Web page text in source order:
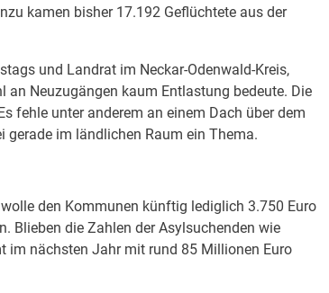
kamen bisher 17.192 Geflüchtete aus der
und Landrat im Neckar-Odenwald-Kreis,
an Neuzugängen kaum Entlastung bedeute. Die
fehle unter anderem an einem Dach über dem
gerade im ländlichen Raum ein Thema.
den Kommunen künftig lediglich 3.750 Euro
Blieben die Zahlen der Asylsuchenden wie
im nächsten Jahr mit rund 85 Millionen Euro